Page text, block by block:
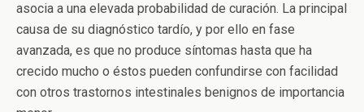
asocia a una elevada probabilidad de curación. La principal
causa de su diagnóstico tardío, y por ello en fase
avanzada, es que no produce síntomas hasta que ha
crecido mucho o éstos pueden confundirse con facilidad
con otros trastornos intestinales benignos de importancia